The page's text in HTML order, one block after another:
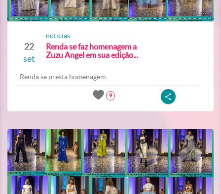
22
set
noticias
Renda se faz homenagem a
Zuzu Angel em sua edição...
Renda se presta homenagem...
9